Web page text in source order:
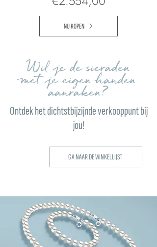
NU KOPEN
Wil je de sieraden
met je eigen handen
aanraken?
Ontdek het dichtstbijzijnde verkooppunt bij
jou!
GA NAAR DE WINKELLIJST